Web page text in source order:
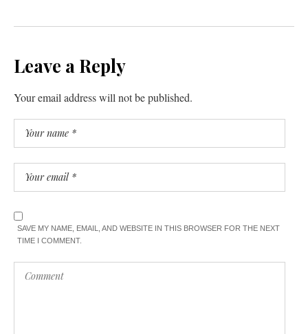
Leave a Reply
Your email address will not be published.
SAVE MY NAME, EMAIL, AND WEBSITE IN THIS BROWSER FOR THE NEXT
TIME I COMMENT.